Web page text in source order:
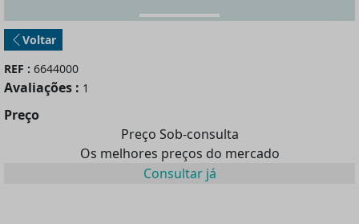
Voltar
REF : 6644000
Avaliações : 1
Preço
Preço Sob-consulta
Os melhores preços do mercado
Consultar já